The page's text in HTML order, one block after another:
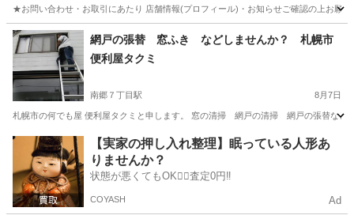
★お問い合わせ・お取引にあたり 店舗情報(プロフィール)・お知らせご確認の上お願
北海道 札幌市 八軒駅 便利屋 北海道 札幌市 琴似駅
無料
網戸の張替 窓ふき などしませんか？ 札幌市
便利屋タクミ
南郷７丁目駅 8月7日
札幌市の何でも屋 便利屋タクミと申します。 窓の清掃 網戸の清掃 網戸の張替な
北海道 札幌市 南郷７丁目駅 便利屋 網戸
【実家の押し入れ整理】眠っている人形あ
りませんか？
状態が悪くてもOK🙆‍♀️査定0円‼️
COYASH Ad